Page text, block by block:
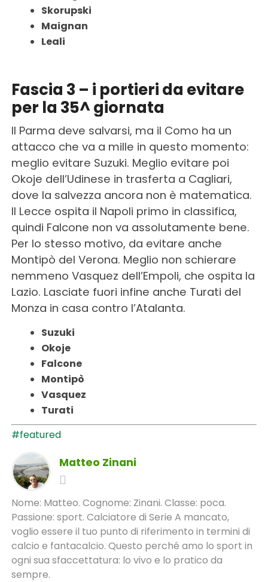
Skorupski
Maignan
Leali
Fascia 3 – i portieri da evitare
per la 35^ giornata
Il Parma deve salvarsi, ma il Como ha un
attacco che va a mille in questo momento:
meglio evitare Suzuki. Meglio evitare poi
Okoje dell’Udinese in trasferta a Cagliari,
dove la salvezza ancora non è matematica.
Il Lecce ospita il Napoli primo in classifica,
quindi Falcone non va assolutamente bene.
Per lo stesso motivo, da evitare anche
Montipò del Verona. Meglio non schierare
nemmeno Vasquez dell’Empoli, che ospita la
Lazio. Lasciate fuori infine anche Turati del
Monza in casa contro l’Atalanta.
Suzuki
Okoje
Falcone
Montipò
Vasquez
Turati
#featured
Matteo Zinani
Nome: Matteo. Cognome: Zinani. Classe: poca.
Passione: sport. Calciatore di Serie A mancato,
voglio essere il tuo punto di riferimento in termini di
calcio e fantacalcio. Questo perché amo lo sport in
ogni sua sfaccettatura: lo vivo e lo pratico da
sempre.